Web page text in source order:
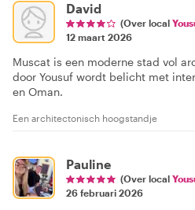
David
(Over local
12 maart 2026
Muscat is een moderne stad vol
door Yousuf wordt belicht met
en Oman.
Een architectonisch hoogstandje
Pauline
(Over local
26 februari 2026